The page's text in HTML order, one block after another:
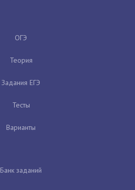
ОГЭ
Теория
Задания ЕГЭ
Тесты
Варианты
Банк заданий